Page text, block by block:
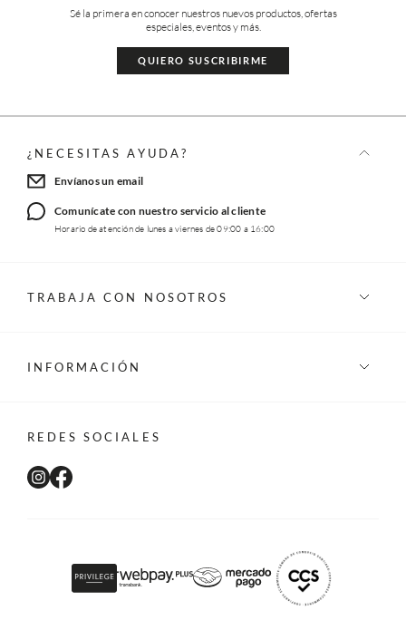
Sé la primera en conocer nuestros nuevos productos, ofertas
especiales, eventos y más.
QUIERO SUSCRIBIRME
¿NECESITAS AYUDA?
Envíanos un email
Comunícate con nuestro servicio al cliente
Horario de atención de lunes a viernes de 09:00 a 16:00
TRABAJA CON NOSOTROS
INFORMACIÓN
REDES SOCIALES